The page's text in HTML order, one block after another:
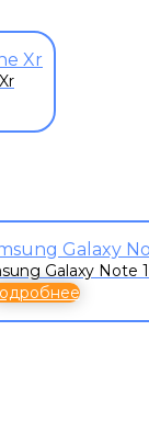
Galaxy Note